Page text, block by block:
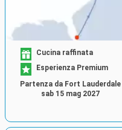
Cucina raffinata
Esperienza Premium
Partenza da Fort Lauderdale
sab 15 mag 2027